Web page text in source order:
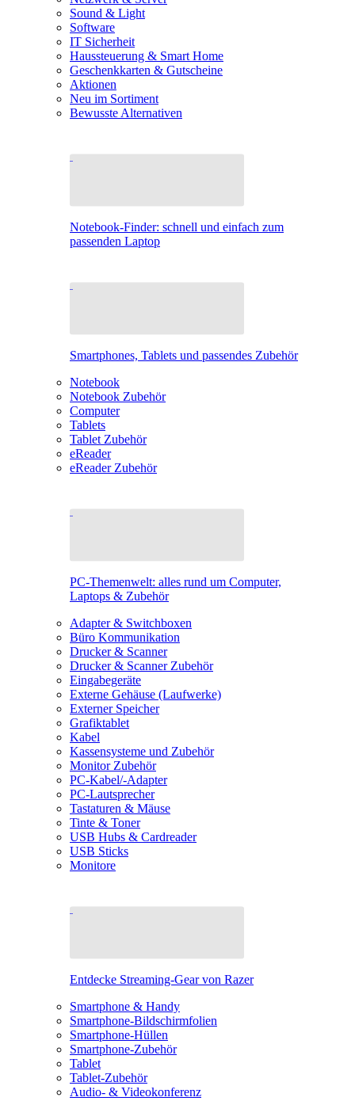
Sound & Light
Software
IT Sicherheit
Haussteuerung & Smart Home
Geschenkkarten & Gutscheine
Aktionen
Neu im Sortiment
Bewusste Alternativen
Notebook-Finder: schnell und einfach zum
passenden Laptop
Smartphones, Tablets und passendes Zubehör
Notebook
Notebook Zubehör
Computer
Tablets
Tablet Zubehör
eReader
eReader Zubehör
PC-Themenwelt: alles rund um Computer,
Laptops & Zubehör
Adapter & Switchboxen
Büro Kommunikation
Drucker & Scanner
Drucker & Scanner Zubehör
Eingabegeräte
Externe Gehäuse (Laufwerke)
Externer Speicher
Grafiktablet
Kabel
Kassensysteme und Zubehör
Monitor Zubehör
PC-Kabel/-Adapter
PC-Lautsprecher
Tastaturen & Mäuse
Tinte & Toner
USB Hubs & Cardreader
USB Sticks
Monitore
Entdecke Streaming-Gear von Razer
Smartphone & Handy
Smartphone-Bildschirmfolien
Smartphone-Hüllen
Smartphone-Zubehör
Tablet
Tablet-Zubehör
Audio- & Videokonferenz